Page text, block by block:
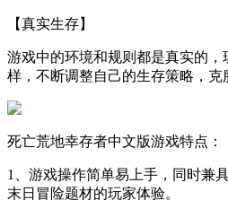
【真实生存】
游戏中的环境和规则都是真实的
样，不断调整自己的生存策略，克
死亡荒地幸存者中文版游戏特点：
1、游戏操作简单易上手，同时兼
末日冒险题材的玩家体验。